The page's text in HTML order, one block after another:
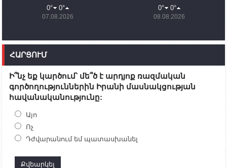
Ադրբեջանի փոխվարչապետն այսօր կմեկնի
Ստեփանակերտ
10:07 02.10.2023
09:38 02.10.2023
Խումբն Արցախում կմնա` մինչև զոհվածների
աճյունների ու անհետ կորածների
Ժամը 18։00-ի դրությամբ ԼՂ-ից բռնի տեղահանված
0° 0°
07.08.2026
0° 0°
08.08.2026
ՀԱՐՑՈՒՄ
Ի՞նչ եք կարծում՝ մե՞ծ է արդյոք ռազմական
գործողություններին Իրանի մասնակցության
հավանականությունը:
Այո
Ոչ
Դժվարանում եմ պատասխանել